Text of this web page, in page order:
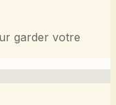
garder votre